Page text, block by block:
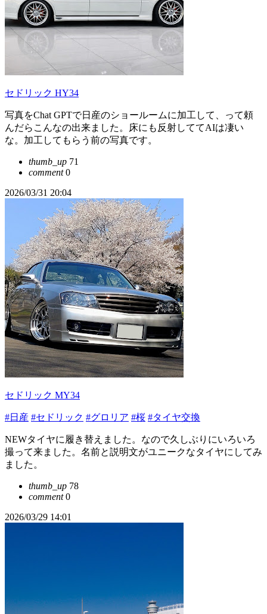
セドリック HY34
写真をChat GPTで日産のショールームに加工して、って頼
んだらこんなの出来ました。床にも反射しててAIは凄い
な。加工してもらう前の写真です。
thumb_up 71
comment0
2026/03/31 20:04
セドリック MY34
#日産 #セドリック #グロリア #桜 #タイヤ交換
NEWタイヤに履き替えました。なので久しぶりにいろいろ
撮って来ました。名前と説明文がユニークなタイヤにしてみ
ました。
thumb_up 78
comment0
2026/03/29 14:01